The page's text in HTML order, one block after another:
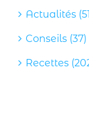
Actualités
Conseils (37)
Recettes